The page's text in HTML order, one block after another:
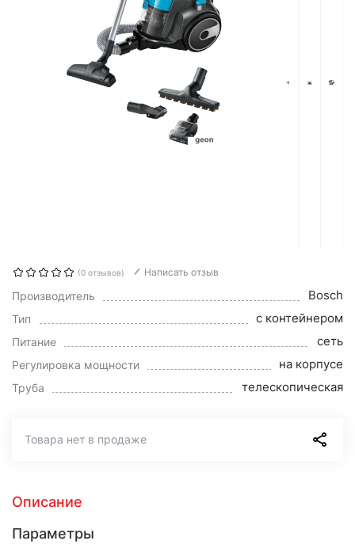
(0 отзывов) Написать отзыв
Производитель Bosch
Тип с контейнером
Питание сеть
Регулировка мощности на корпусе
Труба телескопическая
Товара нет в продаже
Описание
Параметры